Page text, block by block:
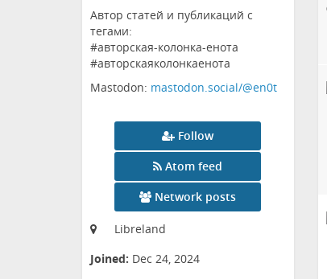
Автор статей и публикаций с
тегами:
#авторская-колонка-енота
#авторскаяколонкаенота
Mastodon: mastodon.social/@en0t
Follow
Atom feed
Network posts
Libreland
Joined: Dec 24, 2024